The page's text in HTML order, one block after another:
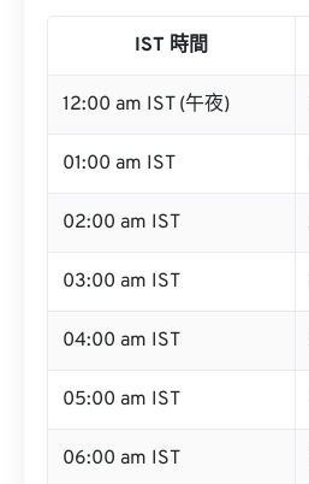
IST 時間
12:00 am IST (午夜)
01:00 am IST
02:00 am IST
03:00 am IST
04:00 am IST
05:00 am IST
06:00 am IST